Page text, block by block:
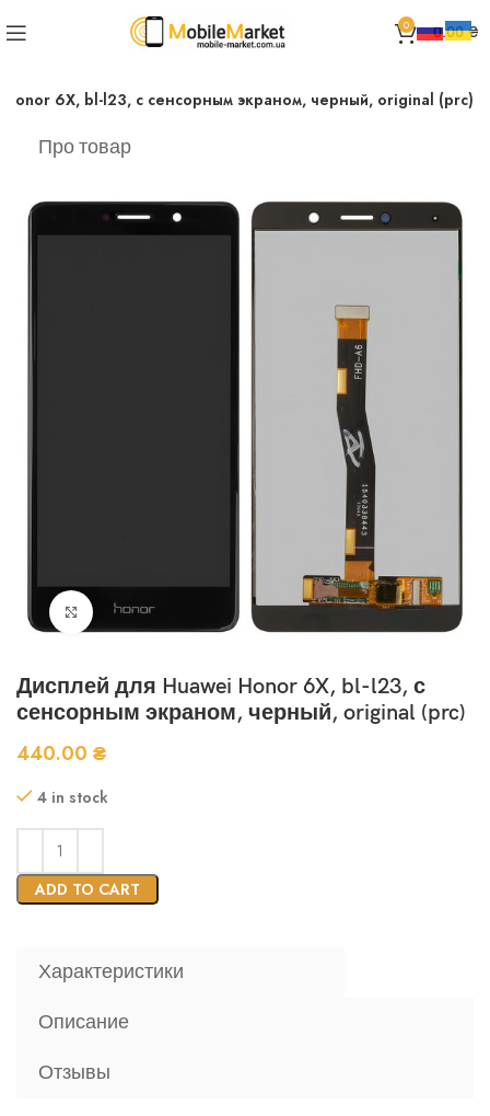
0 0.00₴
6X, bl-l23, с сенсорным экраном, черный, original (prc)
Про товар
Нажмите, чтобы увеличить
Дисплей для Huawei Honor 6X, bl-l23, с
сенсорным экраном, черный, original (prc)
440.00 ₴
4 in stock
ADD TO CART
Характеристики
Описание
Отзывы